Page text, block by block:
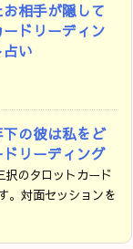
お相手が隠して
ドリーディン
い
の彼は私をど
リーディング
択のタロットカード
。対面セッションを